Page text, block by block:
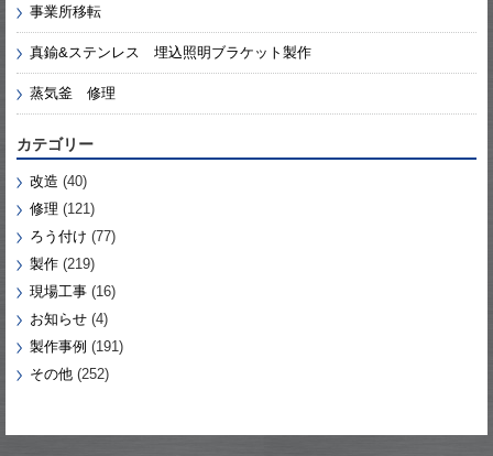
事業所移転
真鍮&ステンレス 埋込照明ブラケット製作
蒸気釜 修理
カテゴリー
改造 (40)
修理 (121)
ろう付け (77)
製作 (219)
現場工事 (16)
お知らせ (4)
製作事例 (191)
その他 (252)